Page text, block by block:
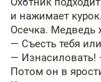
и нажимает курок.
Осечка. Медведь
— Съесть тебя
— Изнасиловать!
Потом он в